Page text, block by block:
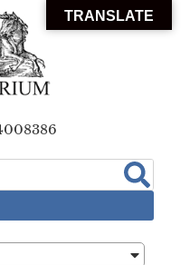
TRANSLATE